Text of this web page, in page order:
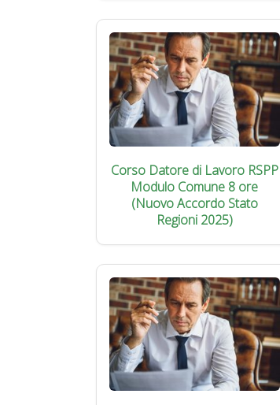
Corso Datore di Lavoro RSPP
Modulo Comune 8 ore
(Nuovo Accordo Stato
Regioni 2025)